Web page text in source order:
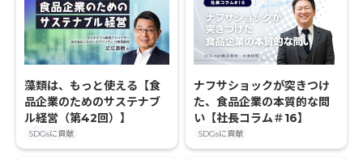
藻類は、もっと使える【食
品企業のためのサステナブ
ル経営（第42回）】
SDGsに貢献
ナフサショックが突きつけ
た、食品企業の本質的な問
い【社長コラム＃16】
SDGsに貢献